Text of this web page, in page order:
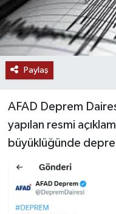
Paylaş
AFAD Deprem
yapılan resmi
büyüklüğünde
SPONSORLU
SPOR